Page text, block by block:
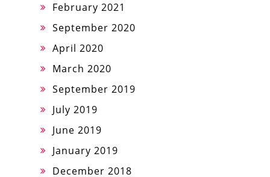
February 2021
September 2020
April 2020
March 2020
September 2019
July 2019
June 2019
January 2019
December 2018